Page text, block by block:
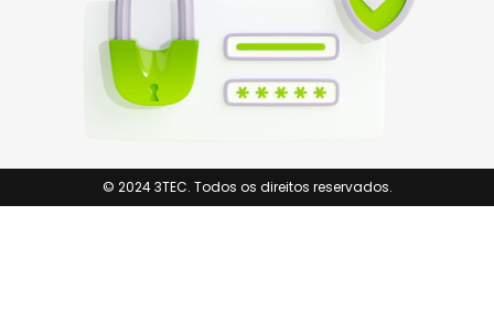
© 2024 3TEC. Todos os direitos reservados.